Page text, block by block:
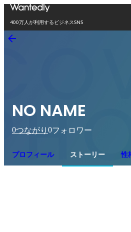
400万人が利用するビジネスSNS
NO NAME
0つながり 0フォロワー
プロフィール ストーリー 性